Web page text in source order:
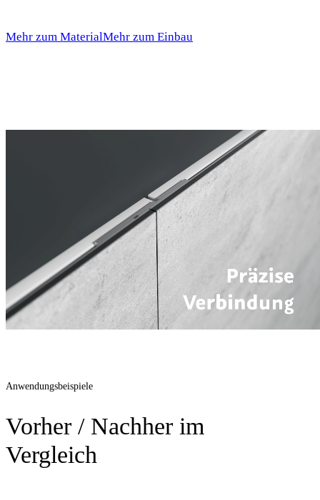
Mehr zum MaterialMehr zum Einbau
Anwendungsbeispiele
Vorher / Nachher im
Vergleich